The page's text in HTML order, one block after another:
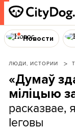
Новости
ЛЮДИ, ИСТОРИИ
«Думаў
міліцыю
расказвае,
Іеговы